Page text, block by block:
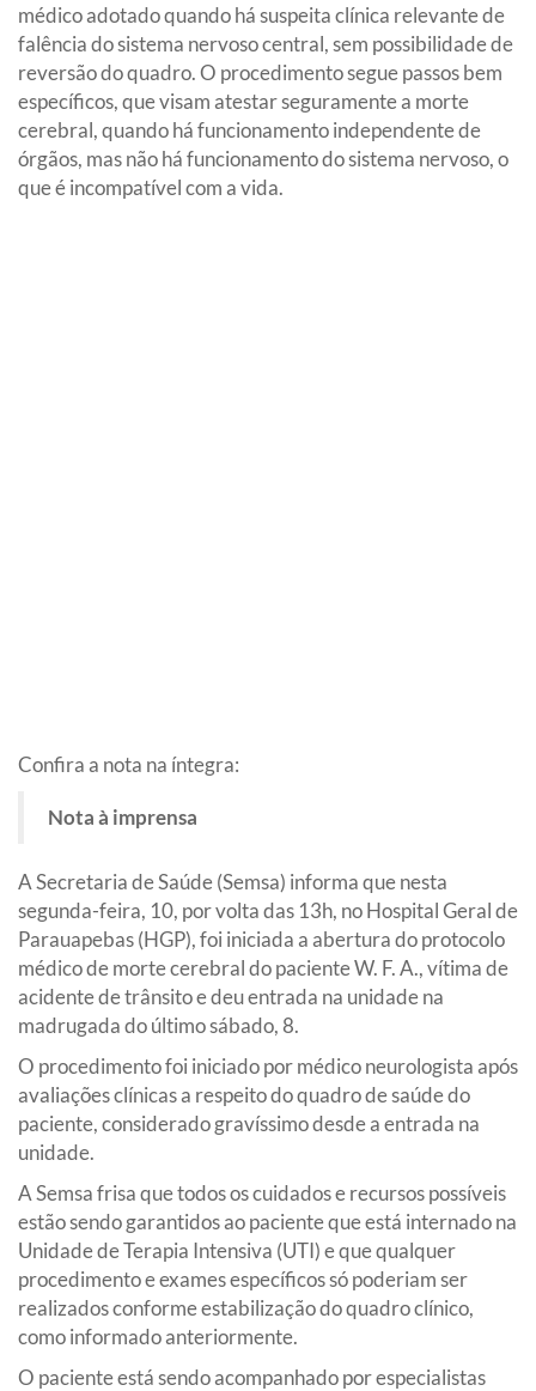
médico adotado quando há suspeita clínica relevante de
falência do sistema nervoso central, sem possibilidade de
reversão do quadro. O procedimento segue passos bem
específicos, que visam atestar seguramente a morte
cerebral, quando há funcionamento independente de
órgãos, mas não há funcionamento do sistema nervoso, o
que é incompatível com a vida.
Confira a nota na íntegra:
Nota à imprensa
A Secretaria de Saúde (Semsa) informa que nesta
segunda-feira, 10, por volta das 13h, no Hospital Geral de
Parauapebas (HGP), foi iniciada a abertura do protocolo
médico de morte cerebral do paciente W. F. A., vítima de
acidente de trânsito e deu entrada na unidade na
madrugada do último sábado, 8.
O procedimento foi iniciado por médico neurologista após
avaliações clínicas a respeito do quadro de saúde do
paciente, considerado gravíssimo desde a entrada na
unidade.
A Semsa frisa que todos os cuidados e recursos possíveis
estão sendo garantidos ao paciente que está internado na
Unidade de Terapia Intensiva (UTI) e que qualquer
procedimento e exames específicos só poderiam ser
realizados conforme estabilização do quadro clínico,
como informado anteriormente.
O paciente está sendo acompanhado por especialistas